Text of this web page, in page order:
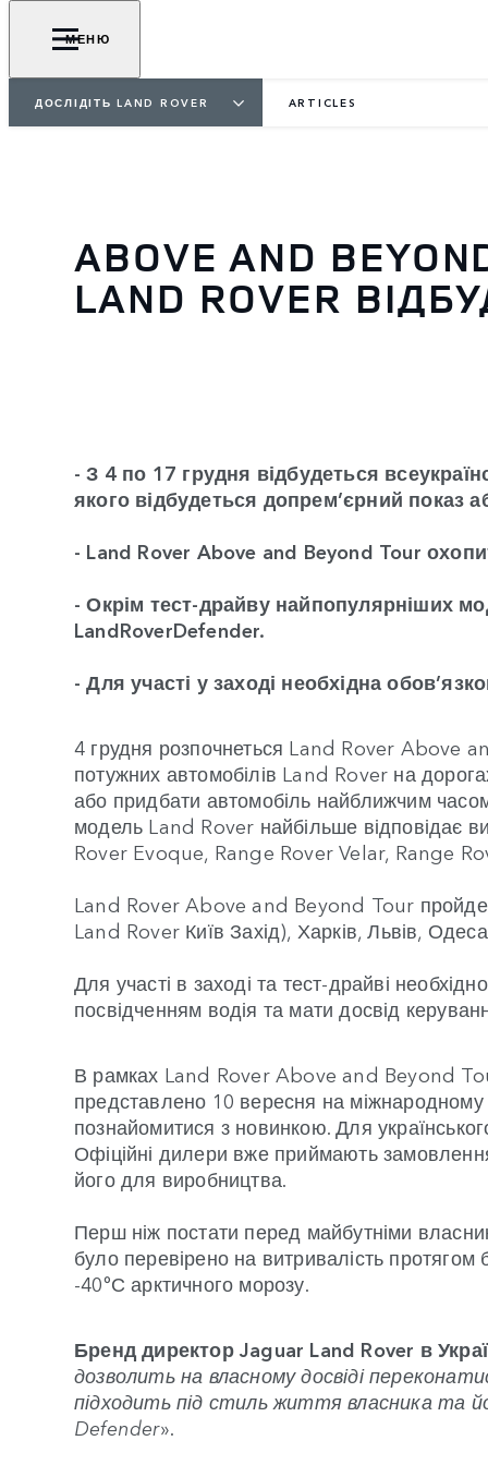
МЕНЮ
ДОСЛІДІТЬ LAND ROVER ARTICLES
ABOVE AND
LAND ROVER
- З 4 по 17 грудня відбудеться
якого відбудеться допрем’єрний показ
- Land Rover Above and Beyond Tour
- Окрім тест-драйву найпопулярніших
LandRoverDefender.
- Для участі у заході необхідна
4 грудня розпочнеться Land Rover Above
потужних автомобілів Land Rover на
або придбати автомобіль найближчим
модель Land Rover найбільше відповідає
Rover Evoque, Range Rover Velar, Range
Land Rover Above and Beyond Tour пройде
Land Rover Київ Захід), Харків, Львів,
Для участі в заході та тест-драйві
посвідченням водія та мати досвід
В рамках Land Rover Above and Beyond
представлено 10 вересня на міжнародному
познайомитися з новинкою. Для
Офіційні дилери вже приймають
його для виробництва.
Перш ніж постати перед майбутніми
було перевірено на витривалість
-40°С арктичного морозу.
Бренд директор Jaguar Land Rover в
дозволить на власному досвіді
підходить під стиль життя власника та
Defender».